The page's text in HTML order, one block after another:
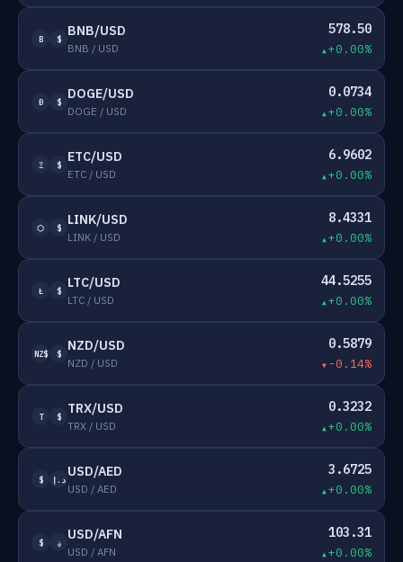
B $ BNB/USD
BNB / USD
578.50
+0.00%
Ð $ DOGE/USD
DOGE / USD
0.0734
+0.00%
Ξ $ ETC/USD
ETC / USD
6.9602
+0.00%
⬡ $ LINK/USD
LINK / USD
8.4331
+0.00%
Ł $ LTC/USD
LTC / USD
44.5255
+0.00%
NZ$ $ NZD/USD
NZD / USD
0.5879
-0.14%
T $ TRX/USD
TRX / USD
0.3232
+0.00%
$ د.إ USD/AED
USD / AED
3.6725
+0.00%
$ ؋ USD/AFN
USD / AFN
103.31
+0.00%